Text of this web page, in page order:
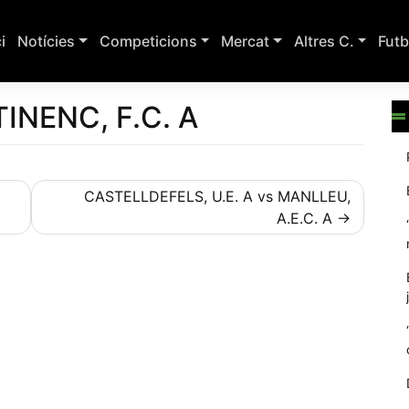
Notícies Competicions Mercat Altres C.
F.C. A
CASTELLDEFELS, U.E. A vs MANLLEU,
A.E.C. A